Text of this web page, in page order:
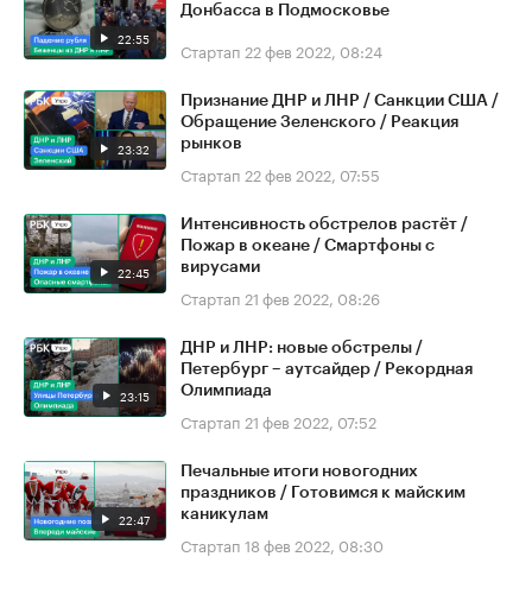
22:55
Донбасса в Подмосковье
Стартап 22 фев 2022, 08:24
23:32
Признание ДНР и ЛНР / Санкции США /
Обращение Зеленского / Реакция
рынков
Стартап 22 фев 2022, 07:55
22:45
Интенсивность обстрелов растёт /
Пожар в океане / Смартфоны с
вирусами
Стартап 21 фев 2022, 08:26
23:15
ДНР и ЛНР: новые обстрелы /
Петербург – аутсайдер / Рекордная
Олимпиада
Стартап 21 фев 2022, 07:52
22:47
Печальные итоги новогодних
праздников / Готовимся к майским
каникулам
Стартап 18 фев 2022, 08:30